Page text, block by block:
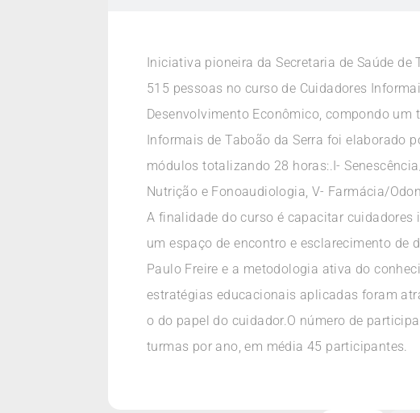
Iniciativa pioneira da Secretaria de Saúde
515 pessoas no curso de Cuidadores
Desenvolvimento Econômico, compondo
Informais de Taboão da Serra foi elaborado
módulos totalizando 28 horas:.I-
Nutrição e Fonoaudiologia, V- Farmácia/
A finalidade do curso é capacitar
um espaço de encontro e esclarecimento
Paulo Freire e a metodologia ativa do
estratégias educacionais aplicadas foram
o do papel do cuidador.O número de
turmas por ano, em média 45 participantes.